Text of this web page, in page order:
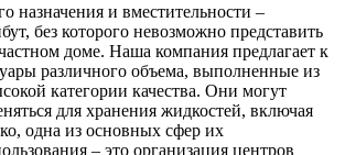
назначения и вместительности –
без которого невозможно представить
доме. Наша компания предлагает к
различного объема, выполненные из
категории качества. Они могут
для хранения жидкостей, включая
одна из основных сфер их
– это организация центров